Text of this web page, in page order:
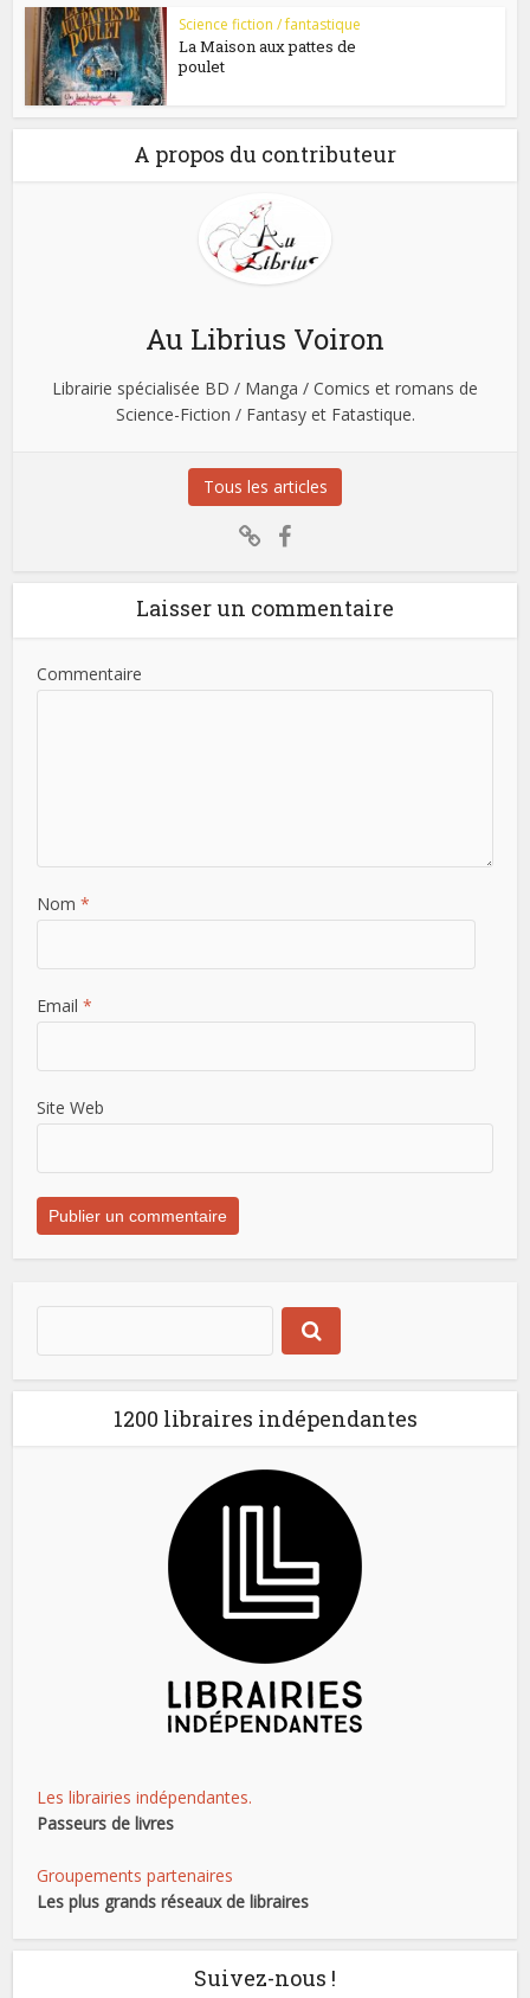
Science fiction / fantastique
La Maison aux pattes de
poulet
A propos du contributeur
Au Librius Voiron
Librairie spécialisée BD / Manga / Comics et romans de
Science-Fiction / Fantasy et Fatastique.
Tous les articles
Laisser un commentaire
Commentaire
Nom *
Email *
Site Web
1200 libraires indépendantes
Les librairies indépendantes.
Passeurs de livres
Groupements partenaires
Les plus grands réseaux de libraires
Suivez-nous !